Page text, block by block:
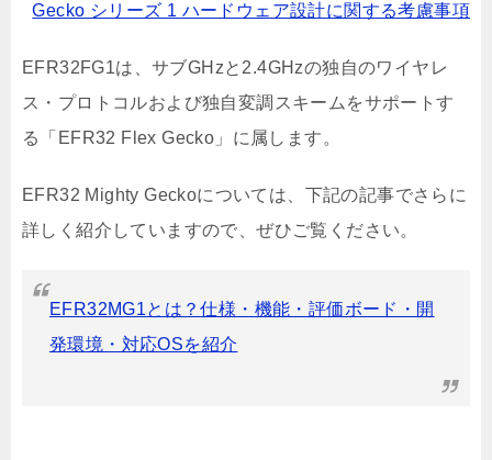
Gecko シリーズ 1 ハードウェア設計に関する考慮事項
EFR32FG1は、サブGHzと2.4GHzの独自のワイヤレ
ス・プロトコルおよび独自変調スキームをサポートす
る「EFR32 Flex Gecko」に属します。
EFR32 Mighty Geckoについては、下記の記事でさらに
詳しく紹介していますので、ぜひご覧ください。
EFR32MG1とは？仕様・機能・評価ボード・開
発環境・対応OSを紹介